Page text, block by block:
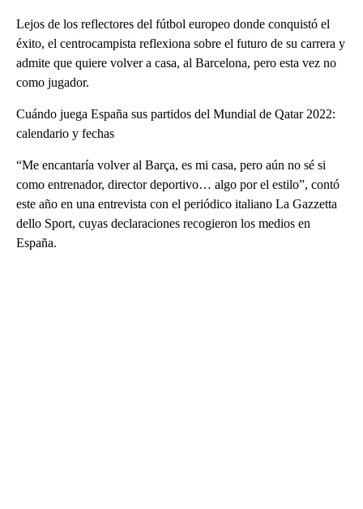
Lejos de los reflectores del fútbol europeo donde conquistó el
éxito, el centrocampista reflexiona sobre el futuro de su carrera y
admite que quiere volver a casa, al Barcelona, pero esta vez no
como jugador.
Cuándo juega España sus partidos del Mundial de Qatar 2022:
calendario y fechas
“Me encantaría volver al Barça, es mi casa, pero aún no sé si
como entrenador, director deportivo… algo por el estilo”, contó
este año en una entrevista con el periódico italiano La Gazzetta
dello Sport, cuyas declaraciones recogieron los medios en
España.